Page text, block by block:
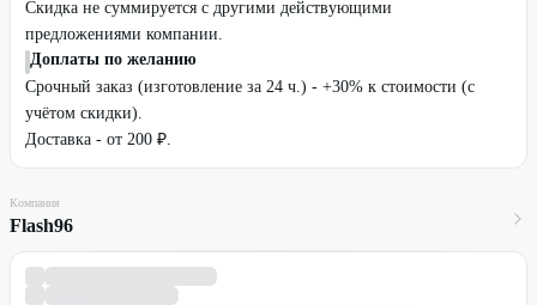
Скидка не суммируется с другими действующими
предложениями компании.
Доплаты по желанию
Срочный заказ (изготовление за 24 ч.) - +30% к стоимости (с
учётом скидки).
Доставка - от 200 ₽.
Компания
Flash96